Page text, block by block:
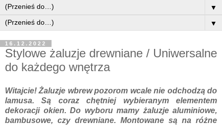
▼
▼
16.12.2022
Stylowe żaluzje drewniane / Uniwersalne
do każdego wnętrza
Witajcie! Żaluzje wbrew pozorom wcale nie odchodzą do
lamusa. Są coraz chętniej wybieranym elementem
dekoracji okien. Do wyboru mamy żaluzje aluminiowe,
bambusowe, czy drewniane. Montowane są na różne